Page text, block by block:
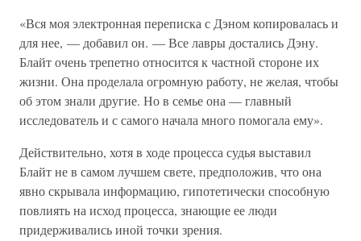
«Вся моя электронная переписка с Дэном копировалась и
для нее, — добавил он. — Все лавры достались Дэну.
Блайт очень трепетно относится к частной стороне их
жизни. Она проделала огромную работу, не желая, чтобы
об этом знали другие. Но в семье она — главный
исследователь и с самого начала много помогала ему».
Действительно, хотя в ходе процесса судья выставил
Блайт не в самом лучшем свете, предположив, что она
явно скрывала информацию, гипотетически способную
повлиять на исход процесса, знающие ее люди
придерживались иной точки зрения.